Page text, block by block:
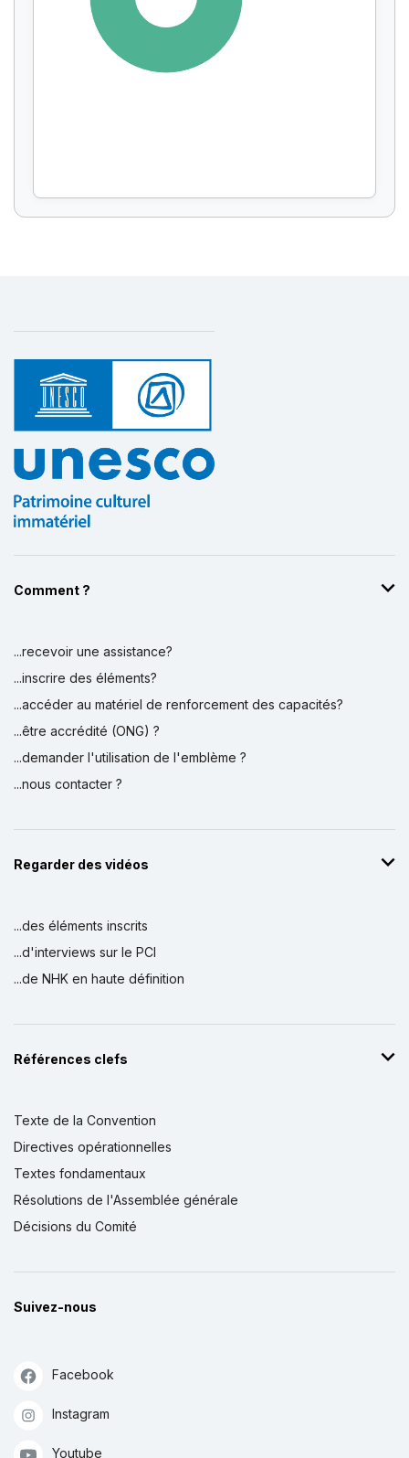
Affichage par
Comment ?
...recevoir une assistance?
...inscrire des éléments?
...accéder au matériel de renforcement des capacités?
...être accrédité (ONG) ?
...demander l'utilisation de l'emblème ?
...nous contacter ?
Regarder des vidéos
...des éléments inscrits
...d'interviews sur le PCI
...de NHK en haute définition
Références clefs
Texte de la Convention
Directives opérationnelles
Textes fondamentaux
Résolutions de l'Assemblée générale
Décisions du Comité
Suivez-nous
Facebook
Instagram
Youtube